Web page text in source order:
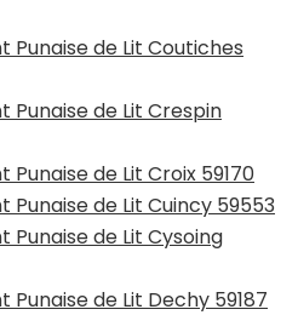
de Lit Coutiches
de Lit Crespin
de Lit Croix 59170
de Lit Cuincy 59553
de Lit Cysoing
de Lit Dechy 59187